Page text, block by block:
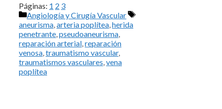
Páginas: 1 2 3
Categorías
Angiología y Cirugía Vascular
Etiquetas
aneurisma,arteria poplítea,herida
penetrante,pseudoaneurisma,
reparación arterial,reparación
venosa,traumatismo vascular,
traumatismos vasculares,vena
poplítea